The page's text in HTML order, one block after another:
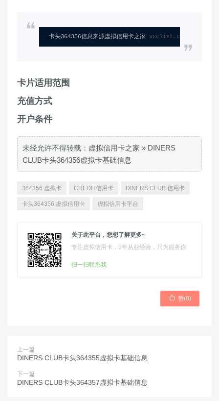
卡头364356信息来源虚拟信用卡之家 vcclist.com
卡片适用范围
充值方式
开户条件
未经允许不得转载： 虚拟信用卡之家 » DINERS
CLUB卡头364356虚拟卡基础信息
364356 虚拟卡 CREDIT信用卡 DINERS CLUB 信用卡
卡头364356 虚拟信用卡 虚拟信用卡平台
关于此平台，您想了解更多~
专注虚拟信用卡，5年从业经验，只为服务你
扫一扫联系我
 赞(0)
上一篇
DINERS CLUB卡头364355虚拟卡基础信息
下一篇
DINERS CLUB卡头364357虚拟卡基础信息